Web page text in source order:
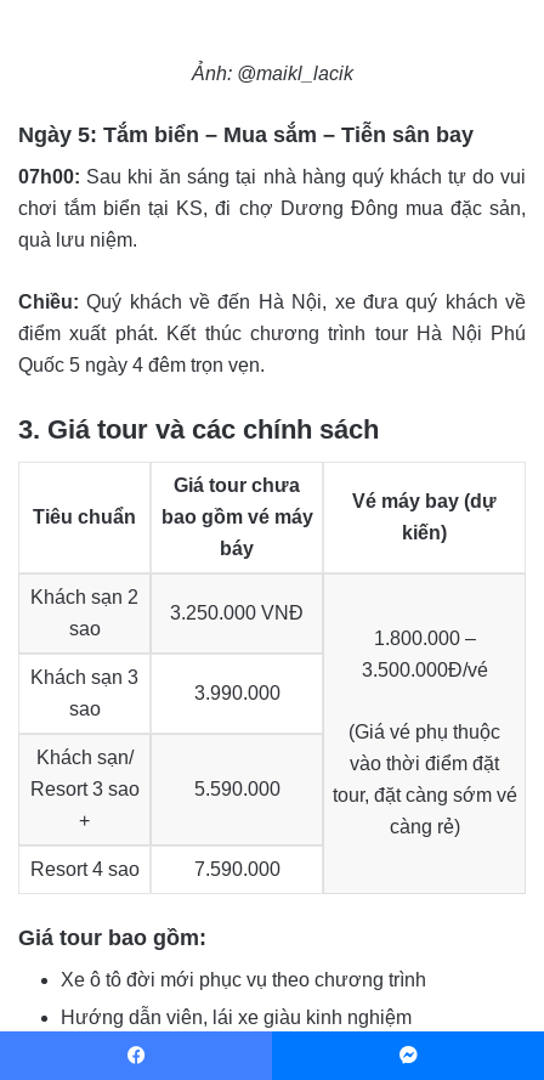
Ảnh: @maikl_lacik
Ngày 5: Tắm biển – Mua sắm – Tiễn sân bay
07h00: Sau khi ăn sáng tại nhà hàng quý khách tự do vui
chơi tắm biển tại KS, đi chợ Dương Đông mua đặc sản,
quà lưu niệm.
Chiều: Quý khách về đến Hà Nội, xe đưa quý khách về
điểm xuất phát. Kết thúc chương trình tour Hà Nội Phú
Quốc 5 ngày 4 đêm trọn vẹn.
3. Giá tour và các chính sách
Tiêu chuẩn
Giá tour chưa
bao gồm vé máy
báy
Vé máy bay (dự
kiến)
Khách sạn 2
sao
3.250.000 VNĐ
1.800.000 –
3.500.000Đ/vé
(Giá vé phụ thuộc
vào thời điểm đặt
tour, đặt càng sớm vé
càng rẻ)
Khách sạn 3
sao
3.990.000
Khách sạn/
Resort 3 sao
+
5.590.000
Resort 4 sao 7.590.000
Giá tour bao gồm:
Xe ô tô đời mới phục vụ theo chương trình
Hướng dẫn viên, lái xe giàu kinh nghiệm
Khách sạn theo tiêu chuẩn, đầy đủ tiện nghi tivi, điều